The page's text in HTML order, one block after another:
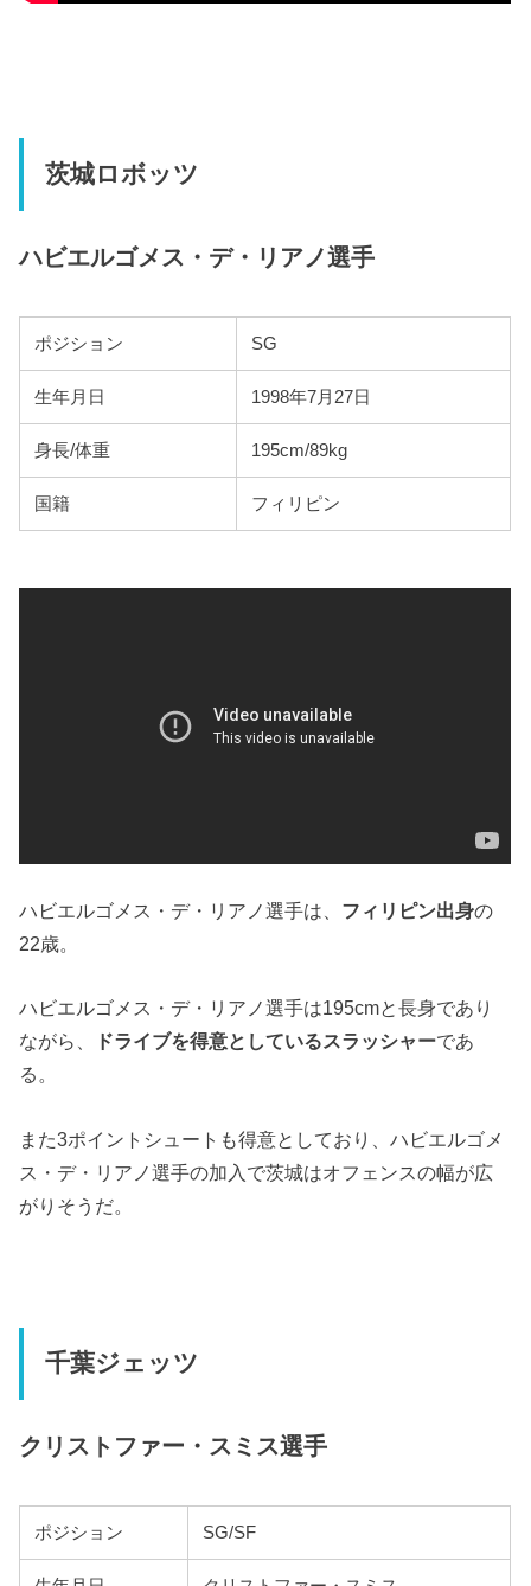
茨城ロボッツ
ハビエルゴメス・デ・リアノ選手
ポジション SG
生年月日 1998年7月27日
身長/体重 195cm/89kg
国籍 フィリピン
ハビエルゴメス・デ・リアノ選手は、 フィリピン出身の
22歳。
ハビエルゴメス・デ・リアノ選手は195cmと長身であり
ながら、
ドライブを得意としているスラッシャーであ
る。
また3ポイントシュートも得意としており、ハビエルゴメ
ス・デ・リアノ選手の加入で茨城はオフェンスの幅が広
がりそうだ。
千葉ジェッツ
クリストファー・スミス選手
ポジション SG/SF